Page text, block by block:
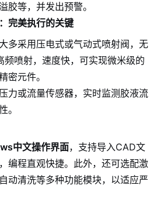
胶等，并发出预警。
完美执行的关键
多采用压电式或气动式喷射阀，无
频喷射，速度快，可实现微米级的
密元件。
力或流量传感器，实时监测胶液流
。
中文操作界面，支持导入CAD文
编程直观快捷。此外，还可选配激
动清洗等多种功能模块，以适应严